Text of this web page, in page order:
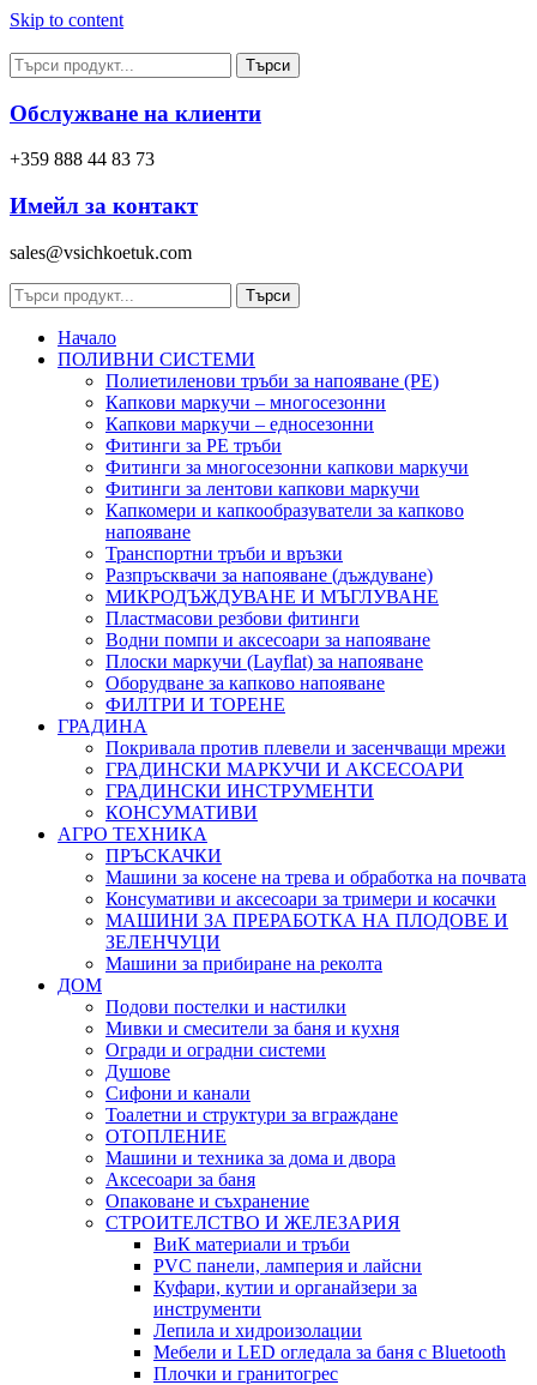
Skip to content
Търси
Обслужване на клиенти
+359 888 44 83 73
Имейл за контакт
sales@vsichkoetuk.com
Търси
Начало
ПОЛИВНИ СИСТЕМИ
Полиетиленови тръби за напояване (PE)
Капкови маркучи – многосезонни
Капкови маркучи – едносезонни
Фитинги за PE тръби
Фитинги за многосезонни капкови маркучи
Фитинги за лентови капкови маркучи
Капкомери и капкообразуватели за капково
напояване
Транспортни тръби и връзки
Разпръсквачи за напояване (дъждуване)
МИКРОДЪЖДУВАНЕ И МЪГЛУВАНЕ
Пластмасови резбови фитинги
Водни помпи и аксесоари за напояване
Плоски маркучи (Layflat) за напояване
Оборудване за капково напояване
ФИЛТРИ И ТОРЕНЕ
ГРАДИНА
Покривала против плевели и засенчващи мрежи
ГРАДИНСКИ МАРКУЧИ И АКСЕСОАРИ
ГРАДИНСКИ ИНСТРУМЕНТИ
КОНСУМАТИВИ
АГРО ТЕХНИКА
ПРЪСКАЧКИ
Машини за косене на трева и обработка на почвата
Консумативи и аксесоари за тримери и косачки
МАШИНИ ЗА ПРЕРАБОТКА НА ПЛОДОВЕ И
ЗЕЛЕНЧУЦИ
Машини за прибиране на реколта
ДОМ
Подови постелки и настилки
Мивки и смесители за баня и кухня
Огради и оградни системи
Душове
Сифони и канали
Тоалетни и структури за вграждане
ОТОПЛЕНИЕ
Машини и техника за дома и двора
Аксесоари за баня
Опаковане и съхранение
СТРОИТЕЛСТВО И ЖЕЛЕЗАРИЯ
ВиК материали и тръби
PVC панели, ламперия и лайсни
Куфари, кутии и органайзери за
инструменти
Лепила и хидроизолации
Мебели и LED огледала за баня с Bluetooth
Плочки и гранитогрес